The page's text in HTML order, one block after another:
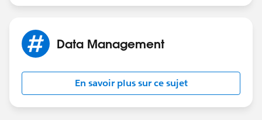
Data Management
En savoir plus sur ce sujet